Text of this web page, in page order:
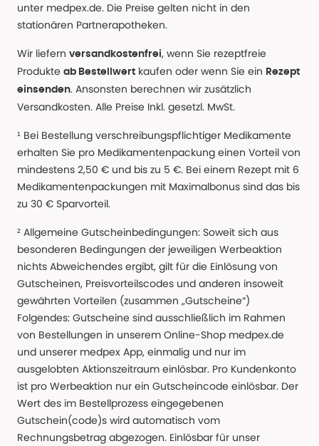
unter medpex.de. Die Preise gelten nicht in den
stationären Partnerapotheken.
Wir liefern versandkostenfrei, wenn Sie rezeptfreie
Produkte ab Bestellwert kaufen oder wenn Sie ein Rezept
einsenden. Ansonsten berechnen wir zusätzlich
Versandkosten. Alle Preise Inkl. gesetzl. MwSt.
¹ Bei Bestellung verschreibungspflichtiger Medikamente
erhalten Sie pro Medikamentenpackung einen Vorteil von
mindestens 2,50 € und bis zu 5 €. Bei einem Rezept mit 6
Medikamentenpackungen mit Maximalbonus sind das bis
zu 30 € Sparvorteil.
² Allgemeine Gutscheinbedingungen: Soweit sich aus
besonderen Bedingungen der jeweiligen Werbeaktion
nichts Abweichendes ergibt, gilt für die Einlösung von
Gutscheinen, Preisvorteilscodes und anderen insoweit
gewährten Vorteilen (zusammen „Gutscheine“)
Folgendes: Gutscheine sind ausschließlich im Rahmen
von Bestellungen in unserem Online-Shop medpex.de
und unserer medpex App, einmalig und nur im
ausgelobten Aktionszeitraum einlösbar. Pro Kundenkonto
ist pro Werbeaktion nur ein Gutscheincode einlösbar. Der
Wert des im Bestellprozess eingegebenen
Gutschein(code)s wird automatisch vom
Rechnungsbetrag abgezogen. Einlösbar für unser